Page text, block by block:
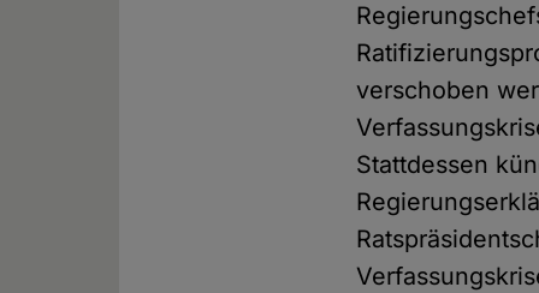
verschoben
Stattdessen